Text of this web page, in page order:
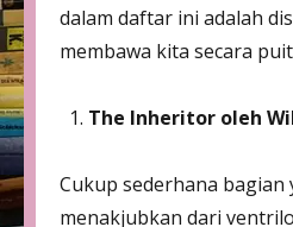
dalam daftar ini adalah
membawa kita secara
The Inheritor oleh
Cukup sederhana bagian
menakjubkan dari